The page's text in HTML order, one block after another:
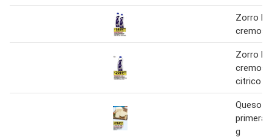
Zorro
Zorro
citrico
Queso
primera
g